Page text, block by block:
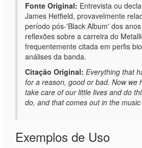
Fonte Original: Entrevista ou
James Hetfield, provavelmente
período pós-'Black Album' dos
reflexões sobre a carreira do
frequentemente citada em perfis
análises da banda.
Citação Original: Everything that
for a reason, good or bad. Now we
take care of our little lives and do
do, and that comes out in the
Exemplos de Uso